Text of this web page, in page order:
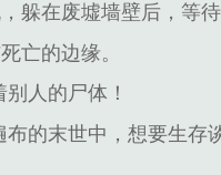
躲在废墟墙壁后，等待
亡的边缘。
人的尸体！
的末世中，想要生存